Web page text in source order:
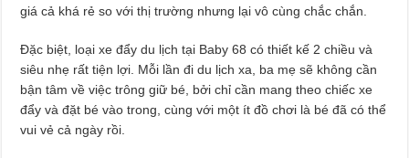
giá cả khá rẻ so với thị trường nhưng lại vô cùng chắc chắn.
Đặc biệt, loại xe đẩy du lịch tại Baby 68 có thiết kế 2 chiều và
siêu nhẹ rất tiện lợi. Mỗi lần đi du lịch xa, ba mẹ sẽ không cần
bận tâm về việc trông giữ bé, bởi chỉ cần mang theo chiếc xe
đẩy và đặt bé vào trong, cùng với một ít đồ chơi là bé đã có thể
vui vẻ cả ngày rồi.